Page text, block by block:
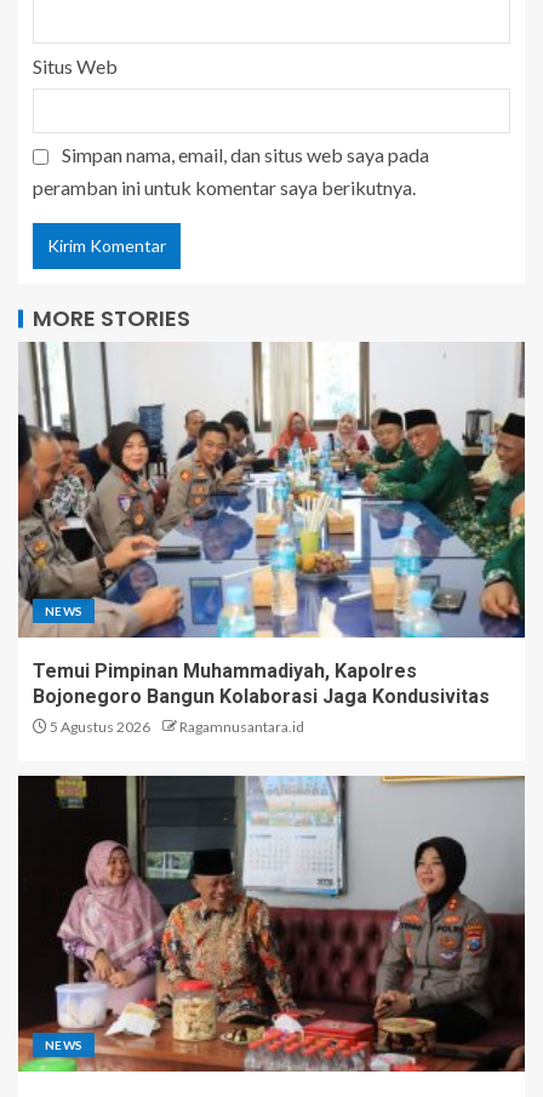
Situs Web
Simpan nama, email, dan situs web saya pada
peramban ini untuk komentar saya berikutnya.
MORE STORIES
NEWS
Temui Pimpinan Muhammadiyah, Kapolres
Bojonegoro Bangun Kolaborasi Jaga Kondusivitas
5 Agustus 2026 Ragamnusantara.id
NEWS